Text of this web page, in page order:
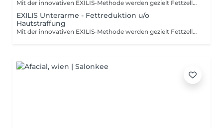
Mit der innovativen EXILIS-Methode werden gezielt Fettzellen reduziert und Problemzonen behandelt, gleichzeitig wird schwaches Bindegewebe gestärkt und lockere Haut effektiv gestrafft sanft, sicher und völlig non-invasiv. Die Kombination aus Radiofrequenz und Ultraschall sorgt dafür, dass Fettdepots durch kontrollierte Erwärmung der Fettzellen weggeschmolzen werden, während gleichzeitig die Haut gestrafft wird. Diese nicht-invasive Behandlung stimuliert die Kollagen- und Elastan-Bildung und verbessert die Hautstruktur, wodurch eine schlankere Silhouette und straffere Konturen erzielt werden. Der angeführte Preis bezieht sich auf eine einzelne Behandlung in einer Körperregion. Für ein nachhaltiges Ergebnis empfehlen wir in der Regel eine Kur von 6-8 Sitzungen, für die wir vorteilhafte Pakete zusammengestellt haben. Wenn mehrere Körperregionen in einer Serie behandelt werden, gestalten wir Ihr persönliches Behandlungskonzept entsprechend mit klaren zusätzlichen Preisvorteilen und abgestimmt auf Ihre Ziele. Wir beraten Sie dazu gerne individuell.
EXILIS Unterarme - Fettreduktion u/o
Hautstraffung
Mit der innovativen EXILIS-Methode werden gezielt Fettzellen reduziert und Problemzonen behandelt, gleichzeitig wird schwaches Bindegewebe gestärkt und lockere Haut effektiv gestrafft sanft, sicher und völlig non-invasiv. Die Kombination aus Radiofrequenz und Ultraschall sorgt dafür, dass Fettdepots durch kontrollierte Erwärmung der Fettzellen weggeschmolzen werden, während gleichzeitig die Haut gestrafft wird. Diese nicht-invasive Behandlung stimuliert die Kollagen- und Elastan-Bildung und verbessert die Hautstruktur, wodurch eine schlankere Silhouette und straffere Konturen erzielt werden. Der angeführte Preis bezieht sich auf eine einzelne Behandlung in einer Körperregion. Für ein nachhaltiges Ergebnis empfehlen wir in der Regel eine Kur von 6-8 Sitzungen, für die wir vorteilhafte Pakete zusammengestellt haben. Wenn mehrere Körperregionen in einer Serie behandelt werden, gestalten wir Ihr persönliches Behandlungskonzept entsprechend mit klaren zusätzlichen Preisvorteilen und abgestimmt auf Ihre Ziele. Wir beraten Sie dazu gerne individuell.